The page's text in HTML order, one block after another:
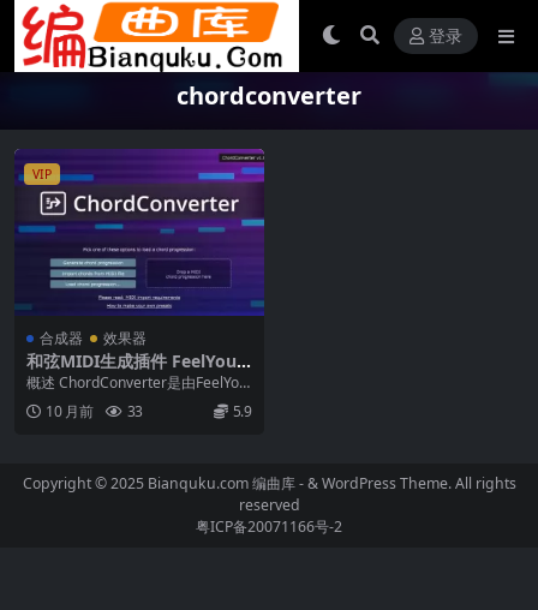
登录
chordconverter
VIP
合成器 效果器
和弦MIDI生成插件 FeelYour
Sound ChordConverter v1.
0.0 WIN MAC Incl Keygen-R
2R
概述 ChordConverter是由FeelYou
rSound推出的一款MID...
10 月前 33 5.9
Copyright © 2025 Bianquku.com编曲库- & WordPress Theme. All rights
reserved
粤ICP备20071166号-2